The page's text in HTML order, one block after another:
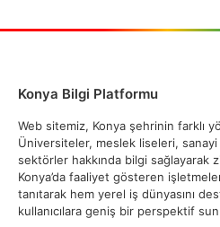
Konya Bilgi Platformu
Web sitemiz, Konya şehrinin farklı
Üniversiteler, meslek liseleri,
sektörler hakkında bilgi sağlayarak
Konya’da faaliyet gösteren
tanıtarak hem yerel iş dünyasını
kullanıcılara geniş bir perspektif